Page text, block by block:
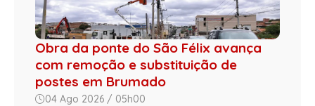
Obra da ponte do São Félix avança
com remoção e substituição de
postes em Brumado
04 Ago 2026 / 05h00